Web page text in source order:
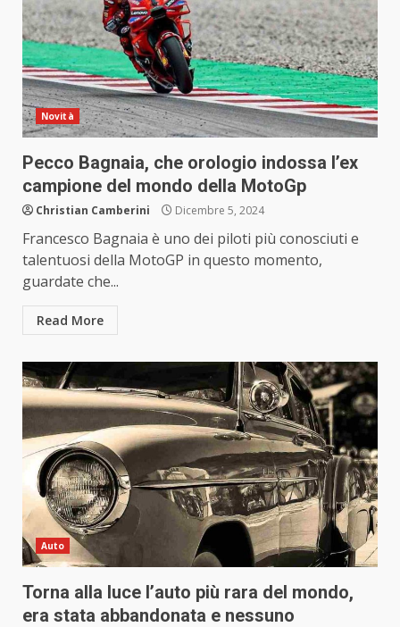
Novità
Pecco Bagnaia, che orologio indossa l’ex
campione del mondo della MotoGp
Christian Camberini Dicembre 5, 2024
Francesco Bagnaia è uno dei piloti più conosciuti e
talentuosi della MotoGP in questo momento,
guardate che...
Read More
Auto
Torna alla luce l’auto più rara del mondo,
era stata abbandonata e nessuno